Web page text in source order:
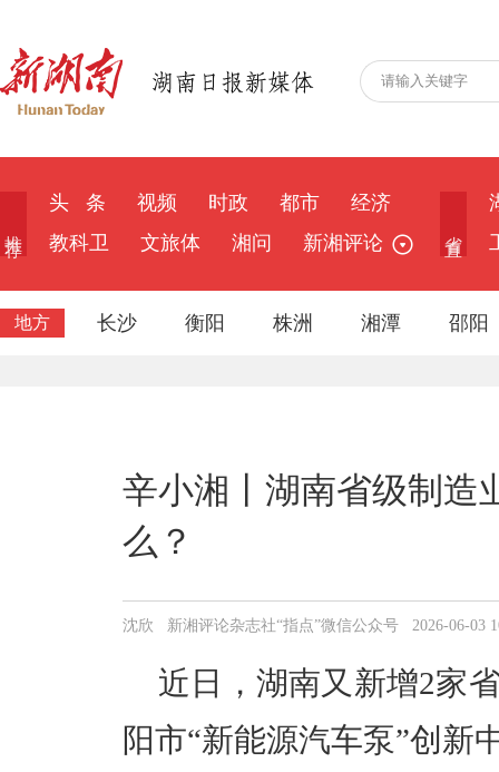
头 条 视频 时政 都市
经济
教科卫
文旅体 湘问 新湘评论
地方 长沙 衡阳 株洲 湘潭 邵阳
辛小湘丨湖南省级制造
么？
沈欣 新湘评论杂志社“指点”微信公众号 2026-06-03
近日，湖南又新增2家
阳市“新能源汽车泵”创新